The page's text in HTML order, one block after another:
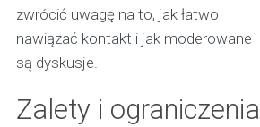
zwrócić uwagę na to, jak łatwo
nawiązać kontakt i jak moderowane
są dyskusje.
Zalety i ograniczenia